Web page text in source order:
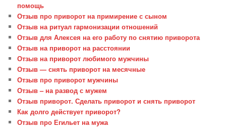
помощь
Отзыв про приворот на примирение с сыном
Отзыв на ритуал гармонизации отношений
Отзыв для Алексея на его работу по снятию приворота
Отзыв на приворот на расстоянии
Отзыв на приворот любимого мужчины
Отзыв — снять приворот на месячные
Отзыв про приворот мужчины
Отзыв – на развод с мужем
Отзыв приворот. Сделать приворот и снять приворот
Как долго действует приворот?
Отзыв про Егильет на мужа